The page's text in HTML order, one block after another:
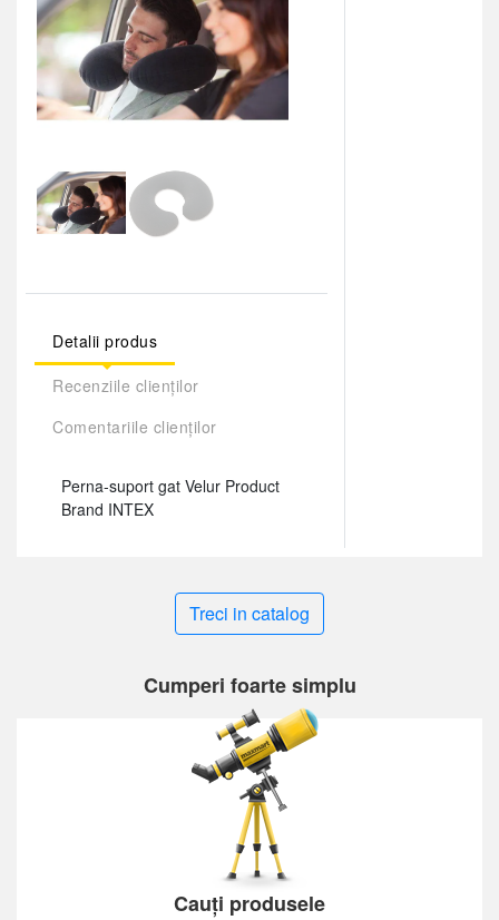
Detalii produs
Recenziile clienților
Comentariile clienților
Perna-suport gat Velur Product
Brand INTEX
Treci in catalog
Cumperi foarte simplu
Cauți produsele